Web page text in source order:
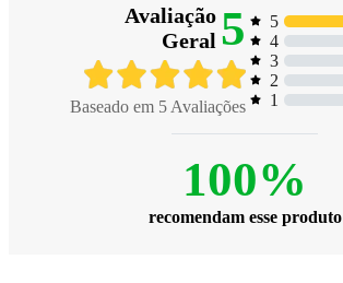
Avaliação
Geral 5
Baseado em 5Avaliações
5
4
3
2
1
100%
recomendam esse produto